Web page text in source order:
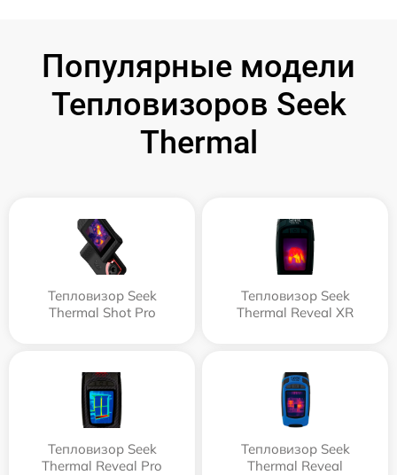
Популярные модели
Тепловизоров Seek
Thermal
Тепловизор Seek
Thermal Shot Pro
Тепловизор Seek
Thermal Reveal XR
Тепловизор Seek
Thermal Reveal Pro
Тепловизор Seek
Thermal Reveal